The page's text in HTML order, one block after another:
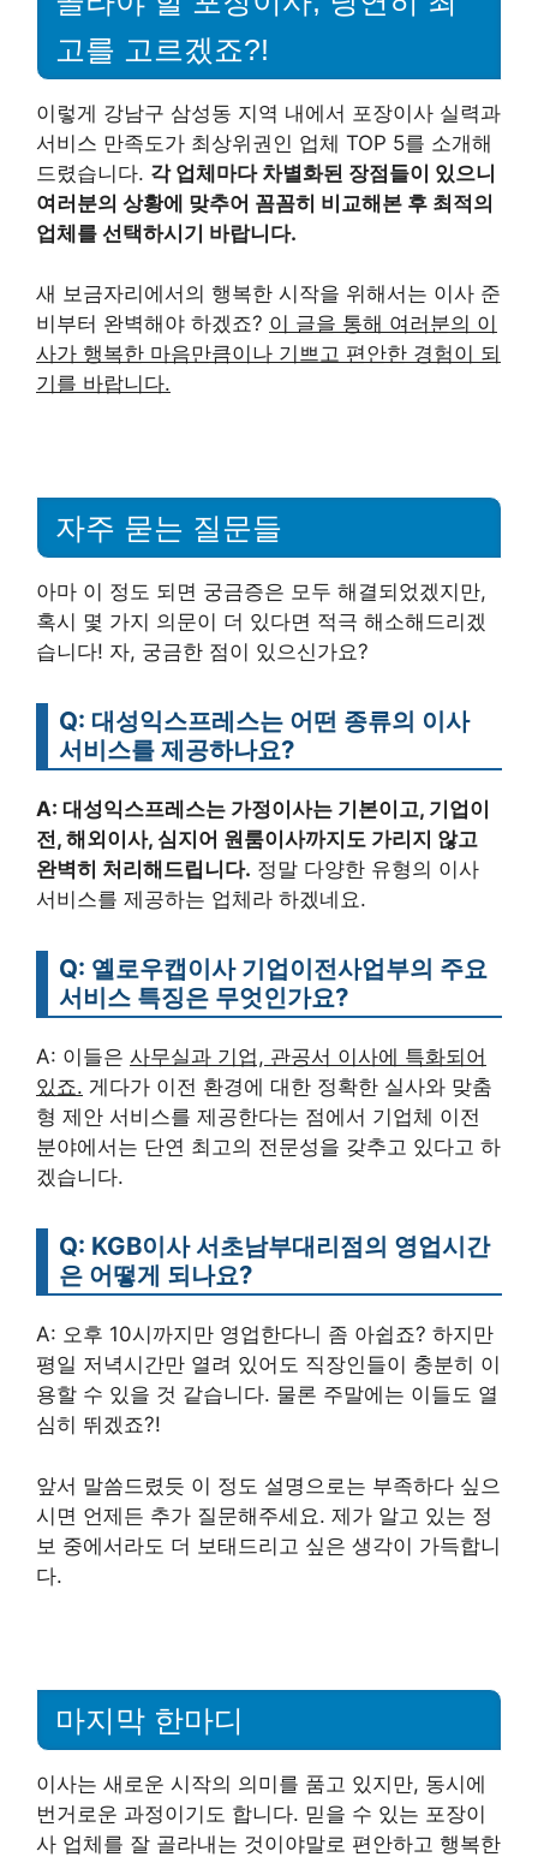
고를 고르겠죠?!
이렇게 강남구 삼성동 지역 내에서 포장이사 실력과
서비스 만족도가 최상위권인 업체 TOP 5를 소개해
드렸습니다. 각 업체마다 차별화된 장점들이 있으니
여러분의 상황에 맞추어 꼼꼼히 비교해본 후 최적의
업체를 선택하시기 바랍니다.
새 보금자리에서의 행복한 시작을 위해서는 이사 준
비부터 완벽해야 하겠죠? 이 글을 통해 여러분의 이
사가 행복한 마음만큼이나 기쁘고 편안한 경험이 되
기를 바랍니다.
자주 묻는 질문들
아마 이 정도 되면 궁금증은 모두 해결되었겠지만,
혹시 몇 가지 의문이 더 있다면 적극 해소해드리겠
습니다! 자, 궁금한 점이 있으신가요?
Q: 대성익스프레스는 어떤 종류의 이사
서비스를 제공하나요?
A: 대성익스프레스는 가정이사는 기본이고, 기업이
전, 해외이사, 심지어 원룸이사까지도 가리지 않고
완벽히 처리해드립니다. 정말 다양한 유형의 이사
서비스를 제공하는 업체라 하겠네요.
Q: 옐로우캡이사 기업이전사업부의 주요
서비스 특징은 무엇인가요?
A: 이들은 사무실과 기업, 관공서 이사에 특화되어
있죠. 게다가 이전 환경에 대한 정확한 실사와 맞춤
형 제안 서비스를 제공한다는 점에서 기업체 이전
분야에서는 단연 최고의 전문성을 갖추고 있다고 하
겠습니다.
Q: KGB이사 서초남부대리점의 영업시간
은 어떻게 되나요?
A: 오후 10시까지만 영업한다니 좀 아쉽죠? 하지만
평일 저녁시간만 열려 있어도 직장인들이 충분히 이
용할 수 있을 것 같습니다. 물론 주말에는 이들도 열
심히 뛰겠죠?!
앞서 말씀드렸듯 이 정도 설명으로는 부족하다 싶으
시면 언제든 추가 질문해주세요. 제가 알고 있는 정
보 중에서라도 더 보태드리고 싶은 생각이 가득합니
다.
마지막 한마디
이사는 새로운 시작의 의미를 품고 있지만, 동시에
번거로운 과정이기도 합니다. 믿을 수 있는 포장이
사 업체를 잘 골라내는 것이야말로 편안하고 행복한